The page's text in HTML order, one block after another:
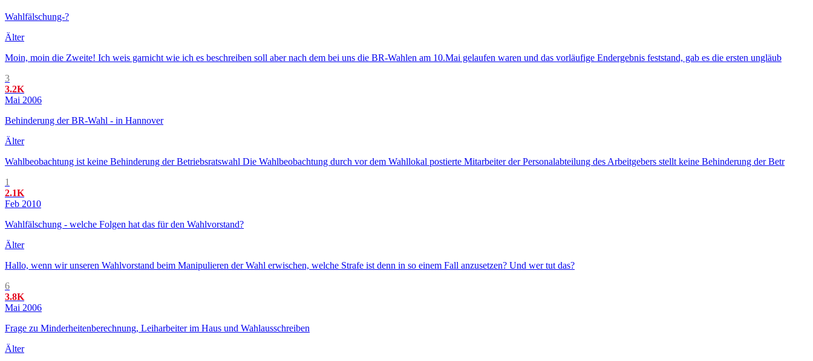
Wahlfälschung-?
Älter
Moin, moin die Zweite! Ich weis garnicht wie ich es beschreiben soll aber nach dem bei uns die BR-Wahlen am 10.Mai gelaufen waren und das vorläufige Endergebnis feststand, gab es die ersten ungläub
3
3.2K
Mai 2006
Behinderung der BR-Wahl - in Hannover
Älter
Wahlbeobachtung ist keine Behinderung der Betriebsratswahl Die Wahlbeobachtung durch vor dem Wahllokal postierte Mitarbeiter der Personalabteilung des Arbeitgebers stellt keine Behinderung der Betr
1
2.1K
Feb 2010
Wahlfälschung - welche Folgen hat das für den Wahlvorstand?
Älter
Hallo, wenn wir unseren Wahlvorstand beim Manipulieren der Wahl erwischen, welche Strafe ist denn in so einem Fall anzusetzen? Und wer tut das?
6
3.8K
Mai 2006
Frage zu Minderheitenberechnung, Leiharbeiter im Haus und Wahlausschreiben
Älter